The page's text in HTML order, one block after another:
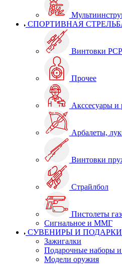
СПОРТИВНАЯ
Винтовки PCP
Прочее
Акссесуары и
Арбалеты,
Винтовки
Страйлбол
Пистолеты
Сигнальное и ММГ
СУВЕНИРЫ И ПОДАРКИ
Зажигалки
Подарочные наборы
Модели оружия